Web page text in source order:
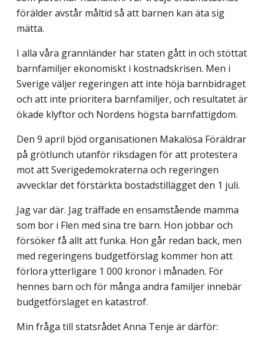
förälder avstår måltid så att barnen kan äta sig
mätta.
I alla våra grannländer har staten gått in och stöttat
barnfamiljer ekonomiskt i kostnadskrisen. Men i
Sverige väljer regeringen att inte höja barnbidraget
och att inte prioritera barnfamiljer, och resultatet är
ökade klyftor och Nordens högsta barnfattigdom.
Den 9 april bjöd organisationen Makalösa Föräldrar
på grötlunch utanför riksdagen för att protestera
mot att Sverigedemokraterna och regeringen
avvecklar det förstärkta bostadstillägget den 1 juli.
Jag var där. Jag träffade en ensamstående mamma
som bor i Flen med sina tre barn. Hon jobbar och
försöker få allt att funka. Hon går redan back, men
med regeringens budgetförslag kommer hon att
förlora ytterligare 1 000 kronor i månaden. För
hennes barn och för många andra familjer innebär
budgetförslaget en katastrof.
Min fråga till statsrådet Anna Tenje är därför: